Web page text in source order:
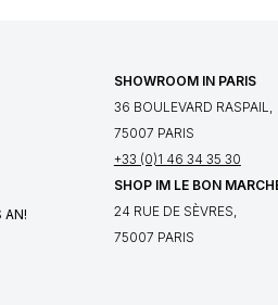
SHOWROOM IN PARIS
36 BOULEVARD RASPAIL,
75007 PARIS
+33 (0)1 46 34 35 30
SHOP IM LE BON
24 RUE DE SÈVRES,
75007 PARIS